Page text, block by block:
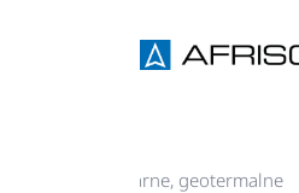
c.o., c.w.u, solarne, geotermalne